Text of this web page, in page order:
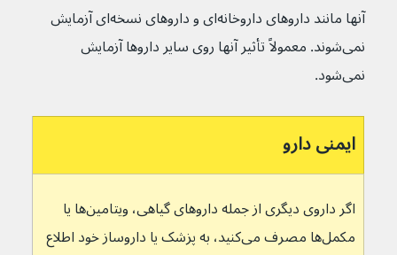
آنها مانند داروهای داروخانه‌‌ای و داروهای نسخه‌ای آزمایش
نمی‌شوند. معمولاً تأثیر آنها روی سایر داروها آزمایش
نمی‌شود.
ایمنی دارو
اگر داروی دیگری از جمله داروهای گیاهی، ویتامین‌ها یا
مکمل‌ها مصرف می‌کنید، به پزشک یا داروساز خود اطلاع